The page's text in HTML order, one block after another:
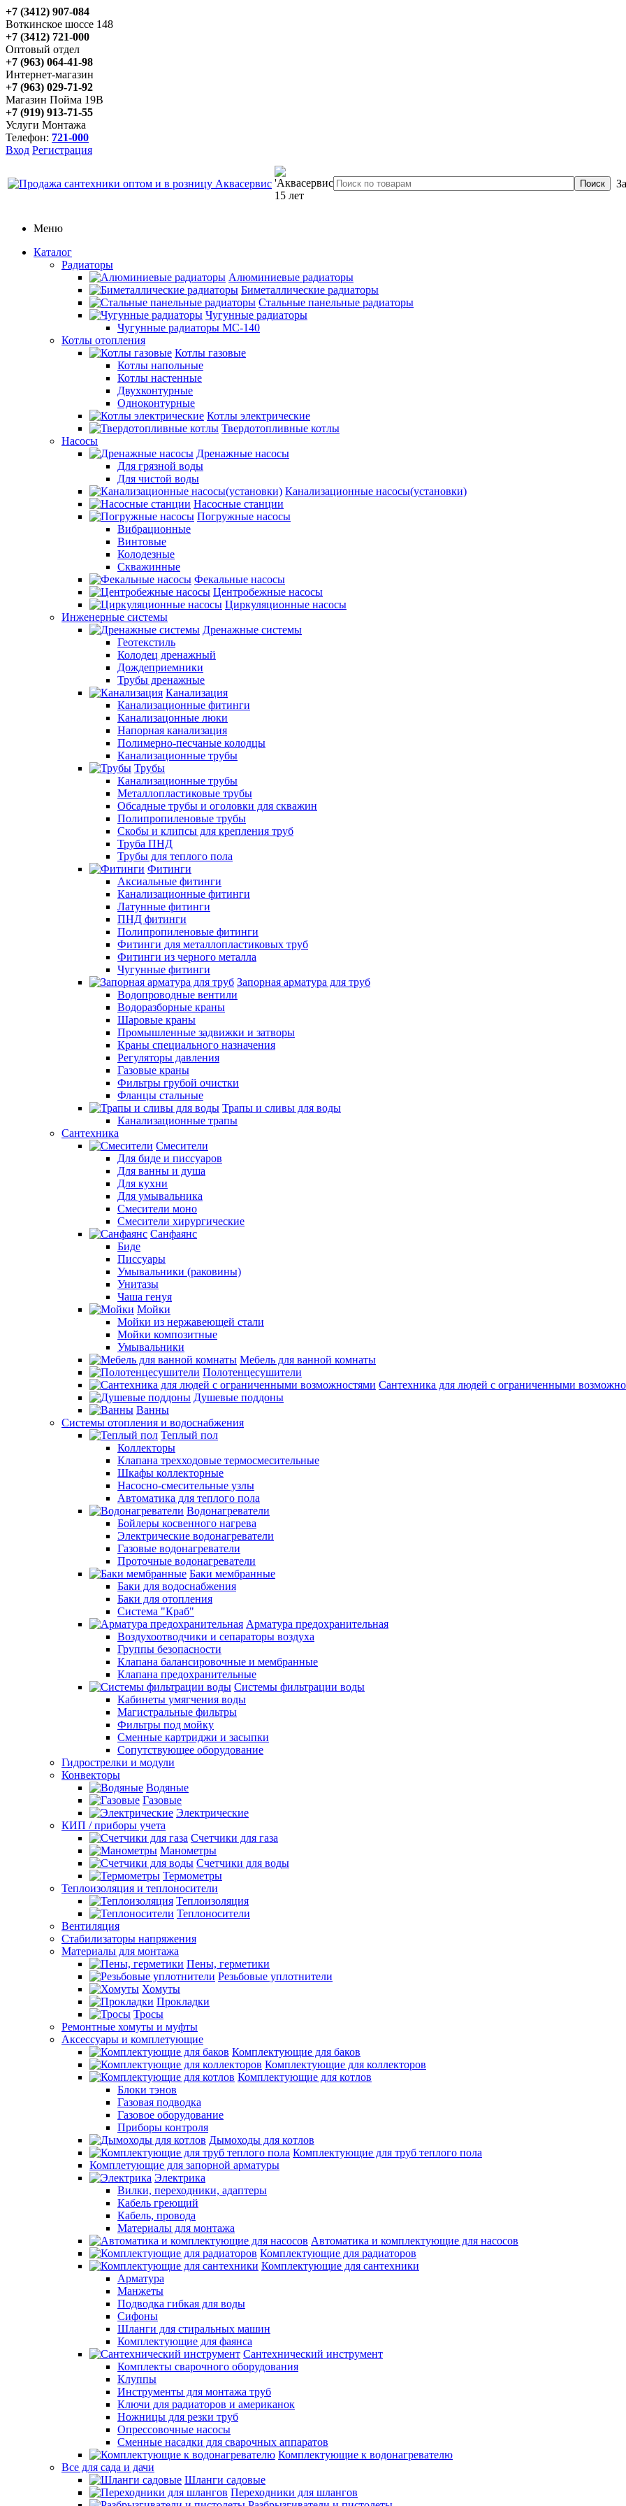
+7 (3412) 907-084
Воткинское шоссе 148
+7 (3412) 721-000
Оптовый отдел
+7 (963) 064-41-98
Интернет-магазин
+7 (963) 029-71-92
Магазин Пойма 19В
+7 (919) 913-71-55
Услуги Монтажа
Телефон: 721-000
Вход Регистрация
Меню
Каталог
Радиаторы
Алюминиевые радиаторы
Биметаллические радиаторы
Стальные панельные радиаторы
Чугунные радиаторы
Чугунные радиаторы МС-140
Котлы отопления
Котлы газовые
Котлы напольные
Котлы настенные
Двухконтурные
Одноконтурные
Котлы электрические
Твердотопливные котлы
Насосы
Дренажные насосы
Для грязной воды
Для чистой воды
Канализационные насосы(установки)
Насосные станции
Погружные насосы
Вибрационные
Винтовые
Колодезные
Скважинные
Фекальные насосы
Центробежные насосы
Циркуляционные насосы
Инженерные системы
Дренажные системы
Геотекстиль
Колодец дренажный
Дождеприемники
Трубы дренажные
Канализация
Канализационные фитинги
Канализацонные люки
Напорная канализация
Полимерно-песчаные колодцы
Канализационные трубы
Трубы
Канализационные трубы
Металлопластиковые трубы
Обсадные трубы и оголовки для скважин
Полипропиленовые трубы
Скобы и клипсы для крепления труб
Труба ПНД
Трубы для теплого пола
Фитинги
Аксиальные фитинги
Канализационные фитинги
Латунные фитинги
ПНД фитинги
Полипропиленовые фитинги
Фитинги для металлопластиковых труб
Фитинги из черного металла
Чугунные фитинги
Запорная арматура для труб
Водопроводные вентили
Водоразборные краны
Шаровые краны
Промышленные задвижки и затворы
Краны специального назначения
Регуляторы давления
Газовые краны
Фильтры грубой очистки
Фланцы стальные
Трапы и сливы для воды
Канализационные трапы
Сантехника
Смесители
Для биде и писсуаров
Для ванны и душа
Для кухни
Для умывальника
Смесители моно
Смесители хирургические
Санфаянс
Биде
Писсуары
Умывальники (раковины)
Унитазы
Чаша генуя
Мойки
Мойки из нержавеющей стали
Мойки композитные
Умывальники
Мебель для ванной комнаты
Полотенцесушители
Сантехника для людей с ограниченными
Душевые поддоны
Ванны
Системы отопления и водоснабжения
Теплый пол
Коллекторы
Клапана трехходовые термосмесительные
Шкафы коллекторные
Насосно-смесительные узлы
Автоматика для теплого пола
Водонагреватели
Бойлеры косвенного нагрева
Электрические водонагреватели
Газовые водонагреватели
Проточные водонагреватели
Баки мембранные
Баки для водоснабжения
Баки для отопления
Система "Краб"
Арматура предохранительная
Воздухоотводчики и сепараторы воздуха
Группы безопасности
Клапана балансировочные и мембранные
Клапана предохранительные
Системы фильтрации воды
Кабинеты умягчения воды
Магистральные фильтры
Фильтры под мойку
Сменные картриджи и засыпки
Сопутствующее оборудование
Гидрострелки и модули
Конвекторы
Водяные
Газовые
Электрические
КИП / приборы учета
Счетчики для газа
Манометры
Счетчики для воды
Термометры
Теплоизоляция и теплоносители
Теплоизоляция
Теплоносители
Вентиляция
Стабилизаторы напряжения
Материалы для монтажа
Пены, герметики
Резьбовые уплотнители
Хомуты
Прокладки
Тросы
Ремонтные хомуты и муфты
Аксессуары и комплетующие
Комплектующие для баков
Комплектующие для коллекторов
Комплектующие для котлов
Блоки тэнов
Газовая подводка
Газовое оборудование
Приборы контроля
Дымоходы для котлов
Комплектующие для труб теплого пола
Комплетующие для запорной арматуры
Электрика
Вилки, переходники, адаптеры
Кабель греющий
Кабель, провода
Материалы для монтажа
Автоматика и комплектующие для насосов
Комплектующие для радиаторов
Комплектующие для сантехники
Арматура
Манжеты
Подводка гибкая для воды
Сифоны
Шланги для стиральных машин
Комплектующие для фаянса
Сантехнический инструмент
Комплекты сварочного оборудования
Клуппы
Инструменты для монтажа труб
Ключи для радиаторов и американок
Ножницы для резки труб
Опрессовочные насосы
Сменные насадки для сварочных аппаратов
Комплектующие к водонагревателю
Все для сада и дачи
Шланги садовые
Переходники для шлангов